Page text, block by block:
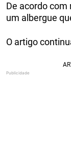
De acordo com
um albergue
O artigo